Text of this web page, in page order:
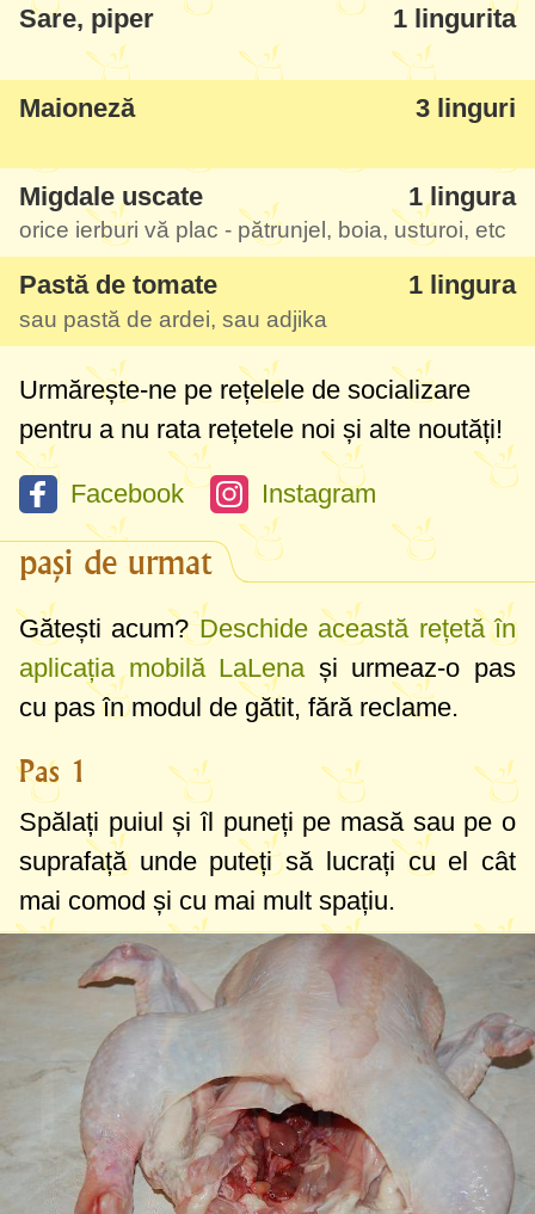
Sare, piper 1 lingurita
Maioneză 3 linguri
Migdale uscate 1 lingura
orice ierburi vă plac - pătrunjel, boia, usturoi, etc
Pastă de tomate 1 lingura
sau pastă de ardei, sau adjika
Urmărește-ne pe rețelele de socializare
pentru a nu rata rețetele noi și alte noutăți!
Facebook Instagram
pași de urmat
Gătești acum?Deschide această rețetă în
aplicația mobilă LaLena și urmeaz-o pas
cu pas în modul de gătit, fără reclame.
Pas 1
Spălați puiul și îl puneți pe masă sau pe o
suprafață unde puteți să lucrați cu el cât
mai comod și cu mai mult spațiu.